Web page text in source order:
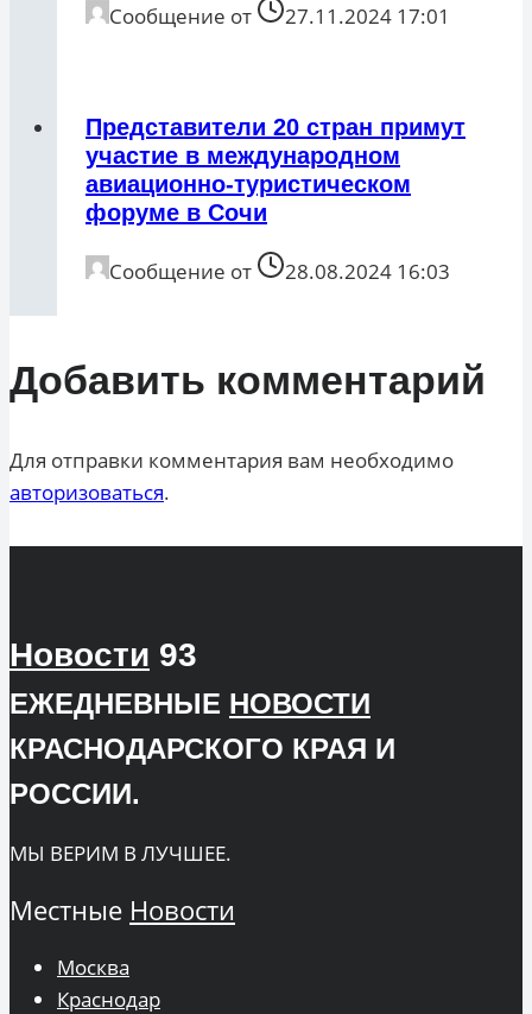
Сообщение от 27.11.2024 17:01
Представители 20 стран примут
участие в международном
авиационно-туристическом
форуме в Сочи
Сообщение от 28.08.2024 16:03
Добавить комментарий
Для отправки комментария вам необходимо
авторизоваться.
Новости 93
ЕЖЕДНЕВНЫЕ НОВОСТИ
КРАСНОДАРСКОГО КРАЯ И
РОССИИ.
МЫ ВЕРИМ В ЛУЧШЕЕ.
Местные Новости
Москва
Краснодар